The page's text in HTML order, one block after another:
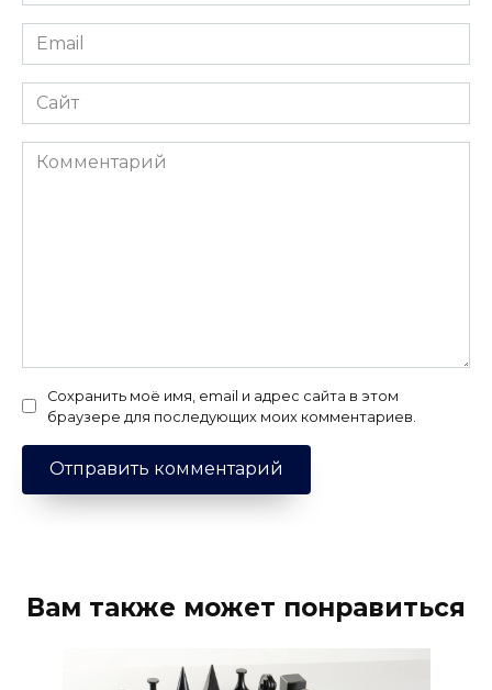
Email
*
Сайт
Комментарий
Сохранить моё имя, email и адрес сайта в этом
браузере для последующих моих комментариев.
Вам также может понравиться